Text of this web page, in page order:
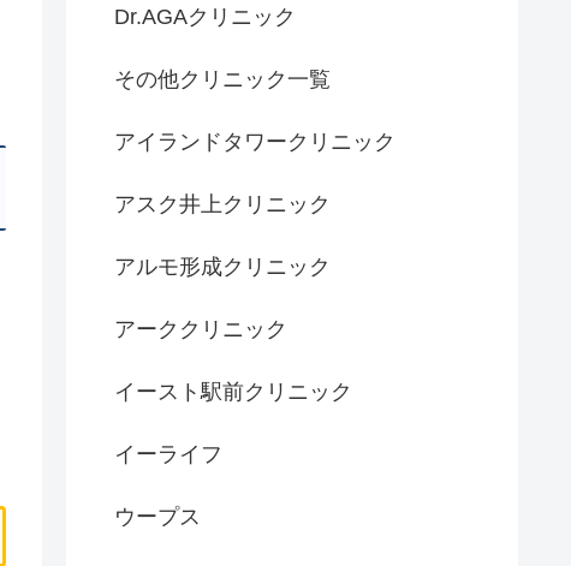
Dr.AGAクリニック
その他クリニック一覧
アイランドタワークリニック
アスク井上クリニック
アルモ形成クリニック
アーククリニック
イースト駅前クリニック
イーライフ
ウープス